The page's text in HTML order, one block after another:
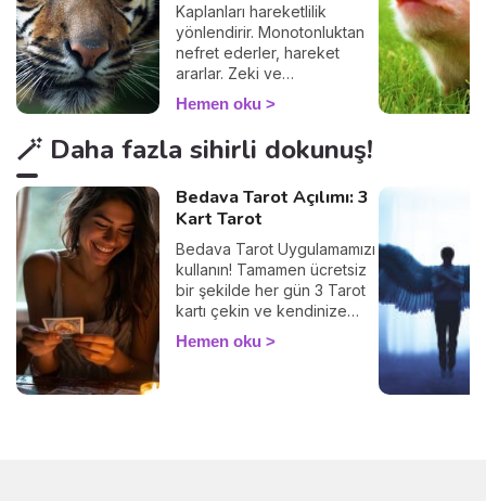
Kaplanları hareketlilik
yönlendirir. Monotonluktan
nefret ederler, hareket
ararlar. Zeki ve
karizmatiktirler.
Hemen oku
🪄 Daha fazla sihirli dokunuş!
Bedava Tarot Açılımı: 3
Kart Tarot
Bedava Tarot Uygulamamızı
kullanın! Tamamen ücretsiz
bir şekilde her gün 3 Tarot
kartı çekin ve kendinize
ayıracağınız birkaç
dakikayla içsel
Hemen oku